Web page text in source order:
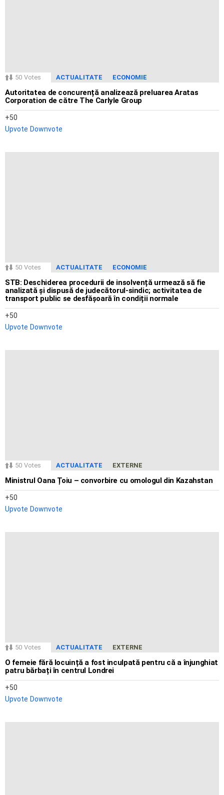
50 Votes ACTUALITATE ECONOMIE
Autoritatea de concurență analizează preluarea Aratas
Corporation de către The Carlyle Group
50
Upvote Downvote
50 Votes ACTUALITATE ECONOMIE
STB: Deschiderea procedurii de insolvență urmează să fie
analizată și dispusă de judecătorul-sindic; activitatea de
transport public se desfășoară în condiții normale
50
Upvote Downvote
50 Votes ACTUALITATE EXTERNE
Ministrul Oana Țoiu – convorbire cu omologul din Kazahstan
50
Upvote Downvote
50 Votes ACTUALITATE EXTERNE
O femeie fără locuință a fost inculpată pentru că a înjunghiat
patru bărbați în centrul Londrei
50
Upvote Downvote